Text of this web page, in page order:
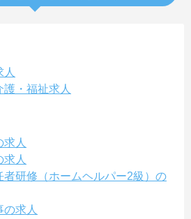
・福祉求人
人
人
研修（ホームヘルパー2級）の
求人